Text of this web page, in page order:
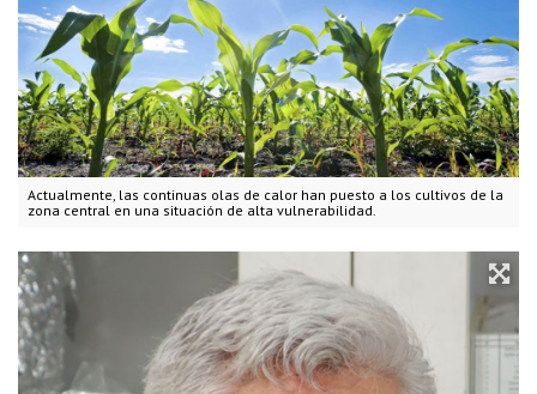
Actualmente, las continuas olas de calor han puesto a los cultivos de la
zona central en una situación de alta vulnerabilidad.